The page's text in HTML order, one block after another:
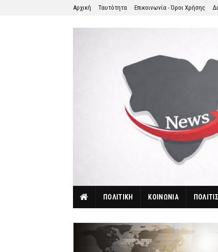
Αρχική Ταυτότητα Επικοινωνία - Όροι Χρήσης
ΠΟΛΙΤΙΚΗ ΚΟΙΝΩΝΙΑ